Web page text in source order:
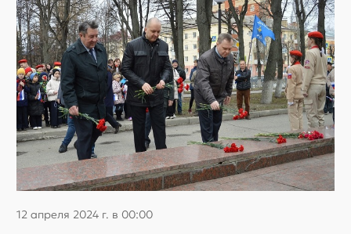
12 апреля 2024 г. в 00:00